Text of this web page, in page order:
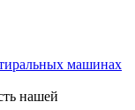
машинах
нашей